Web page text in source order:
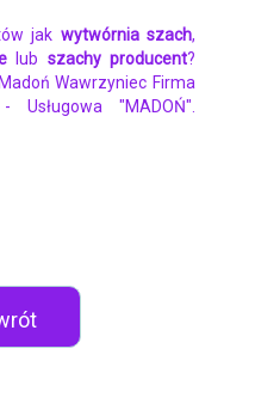
jak wytwórnia szach,
lub szachy producent?
Wawrzyniec Firma
"MADOŃ".